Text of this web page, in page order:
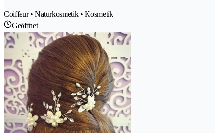
Coiffeur • Naturkosmetik • Kosmetik
Geöffnet